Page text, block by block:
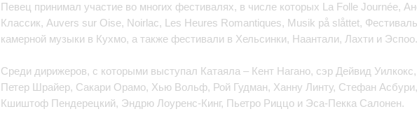
Певец принимал участие во многих фестивалях, в числе которых La Folle Journée,
Классик, Auvers sur Oise, Noirlac, Les Heures Romantiques, Musik på slåttet, Фестиваль
камерной музыки в Кухмо, а также фестивали в Хельсинки, Наантали, Лахти и Эспоо.
Среди дирижеров, с которыми выступал Катаяла – Кент Нагано, сэр Дейвид Уилкокс,
Петер Шрайер, Сакари Орамо, Хью Вольф, Рой Гудман, Ханну Линту, Стефан Асбури,
Кшиштоф Пендерецкий, Эндрю Лоуренс-Кинг, Пьетро Риццо и Эса-Пекка Салонен.